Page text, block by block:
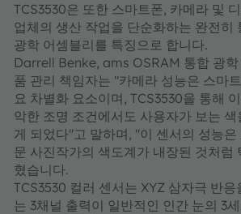
TCS3530은 또한 스마트폰, 카메라 및
업체의 생산 작업을 단순화하는 완전히
광학 어셈블리를 특징으로 합니다.
Darrell Benke, ams OSRAM 통합 광학
품 관리 책임자는 "카메라 성능은 스마
요 차별화 요소이며, TCS3530을 통해
악한 조명 조건에서도 사용자가 보는 색
게 되었다"고 말하며, "이 센서의 성능은
문 사진작가의 색도계가 내장된 것처럼
혔습니다.
TCS3530 컬러 센서는 XYZ 삼자극 반응
는 3채널 출력이 일반적인 인간 눈의 3